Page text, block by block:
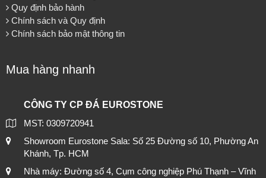
Quy định bảo hành
Chính sách và Quy định
Chính sách bảo mật thông tin
Mua hàng nhanh
CÔNG TY CP ĐÁ EUROSTONE
MST: 0309720941
Showroom Eurostone Sala: Số 25 Đường số 10, Phường An
Khánh, Tp. HCM
Nhà máy: Đường số 4, Cụm công nghiệp Phú Thạnh – Vĩnh